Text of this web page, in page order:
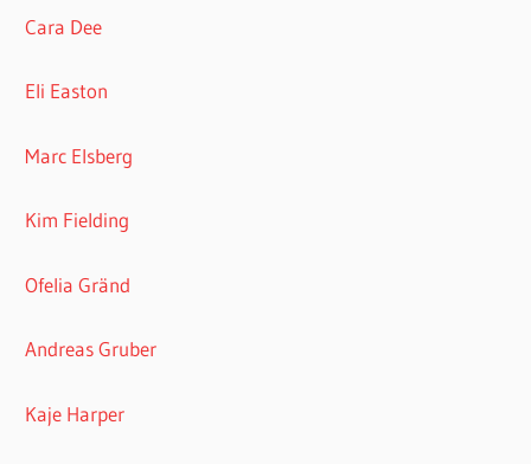
Cara Dee
Eli Easton
Marc Elsberg
Kim Fielding
Ofelia Gränd
Andreas Gruber
Kaje Harper